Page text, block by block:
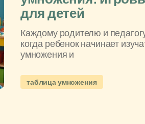
для детей
Каждому родителю и
когда ребенок начинает
умножения и
таблица умножения